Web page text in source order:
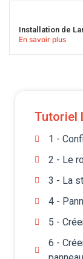
Installation de
En savoir plus
Tutoriel
1 -
2 - Le
3 - La
4 -
5 -
6 -